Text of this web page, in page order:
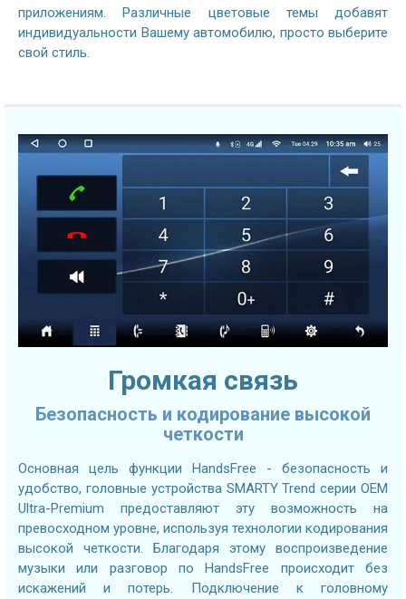
приложениям. Различные цветовые темы добавят
индивидуальности Вашему автомобилю, просто выберите
свой стиль.
Громкая связь
Безопасность и кодирование высокой
четкости
Основная цель функции HandsFree - безопасность и
удобство, головные устройства SMARTY Trend серии OEM
Ultra-Premium предоставляют эту возможность на
превосходном уровне, используя технологии кодирования
высокой четкости. Благодаря этому воспроизведение
музыки или разговор по HandsFree происходит без
искажений и потерь. Подключение к головному